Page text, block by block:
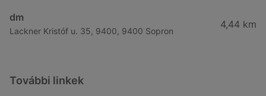
dm
Lackner Kristóf u. 35, 9400, 9400 Sopron
4,44 km
További linkek